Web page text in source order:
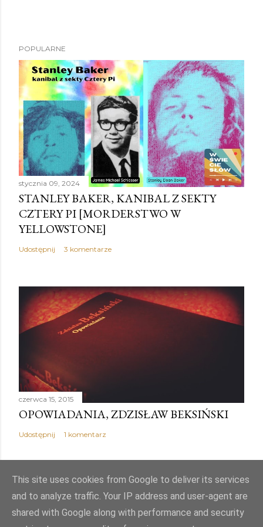
POPULARNE
stycznia 09, 2024
STANLEY BAKER, KANIBAL Z SEKTY
CZTERY PI [MORDERSTWO W
YELLOWSTONE]
Udostępnij 3 komentarze
czerwca 15, 2015
OPOWIADANIA, ZDZISŁAW BEKSIŃSKI
Udostępnij 1 komentarz
Obsługiwane przez usługę Blogger
This site uses cookies from Google to deliver its services
and to analyze traffic. Your IP address and user-agent are
shared with Google along with performance and security